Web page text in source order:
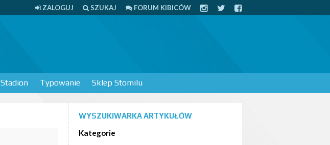
ZALOGUJ SZUKAJ FORUM KIBICÓW
Stadion Typowanie Sklep Stomilu
WYSZUKIWARKA ARTYKUŁÓW
Kategorie